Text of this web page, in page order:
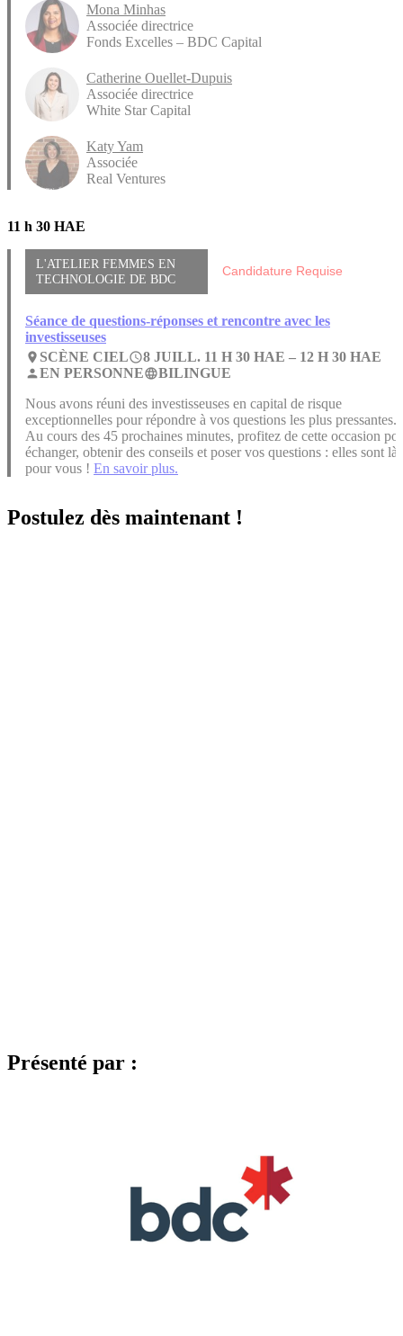
Mona Minhas
Associée directrice
Fonds Excelles – BDC Capital
Catherine Ouellet-Dupuis
Associée directrice
White Star Capital
Katy Yam
Associée
Real Ventures
11 h 30 HAE
L'ATELIER FEMMES EN
TECHNOLOGIE DE BDC
Candidature Requise
Séance de questions-réponses et rencontre avec les
investisseuses
place SCÈNE CIELaccess_time8 JUILL. 11 H 30 HAE – 12 H 30 HAE
personEN PERSONNElanguageBILINGUE
Nous avons réuni des investisseuses en capital de risque
exceptionnelles pour répondre à vos questions les plus pressantes.
Au cours des 45 prochaines minutes, profitez de cette occasion
échanger, obtenir des conseils et poser vos questions : elles sont là
pour vous ! En savoir plus.
Postulez dès maintenant !
Présenté par :